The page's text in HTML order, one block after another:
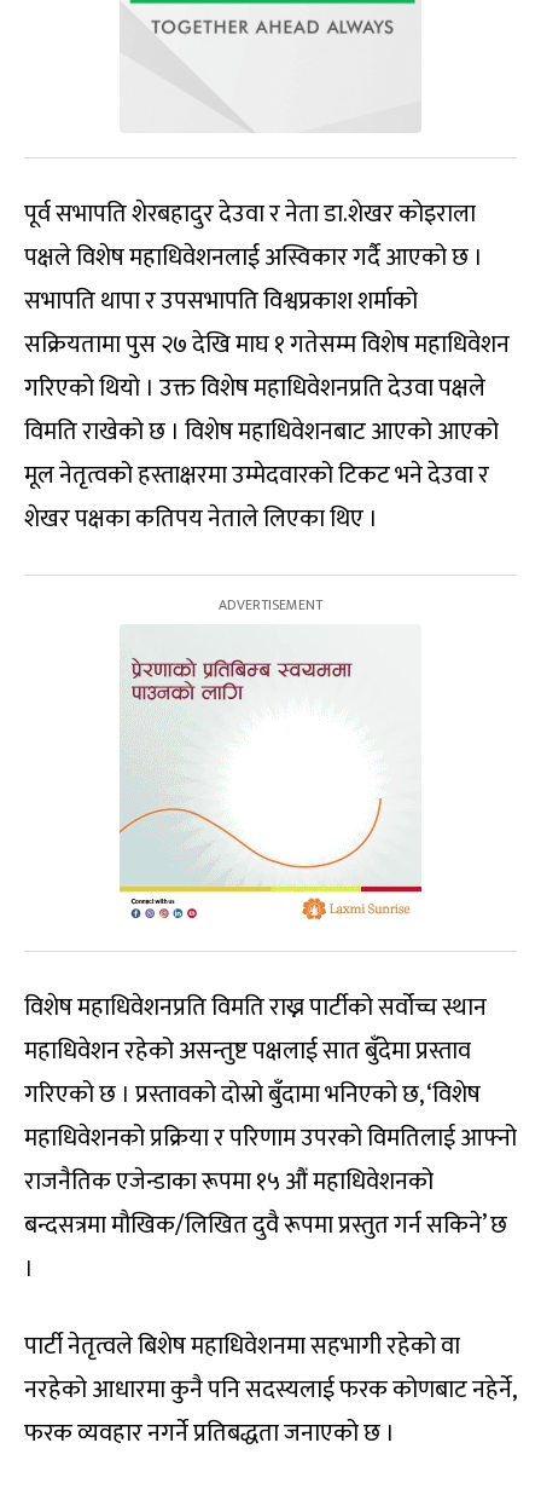
पूर्व सभापति शेरबहादुर देउवा र नेता डा.शेखर कोइराला
पक्षले विशेष महाधिवेशनलाई अस्विकार गर्दै आएको छ ।
सभापति थापा र उपसभापति विश्वप्रकाश शर्माको
सक्रियतामा पुस २७ देखि माघ १ गतेसम्म विशेष महाधिवेशन
गरिएको थियो । उक्त विशेष महाधिवेशनप्रति देउवा पक्षले
विमति राखेको छ । विशेष महाधिवेशनबाट आएको आएको
मूल नेतृत्वको हस्ताक्षरमा उम्मेदवारको टिकट भने देउवा र
शेखर पक्षका कतिपय नेताले लिएका थिए ।
विशेष महाधिवेशनप्रति विमति राख्न पार्टीको सर्वोच्च स्थान
महाधिवेशन रहेको असन्तुष्ट पक्षलाई सात बुँदेमा प्रस्ताव
गरिएको छ । प्रस्तावको दोस्रो बुँदामा भनिएको छ, ‘विशेष
महाधिवेशनको प्रक्रिया र परिणाम उपरको विमतिलाई आफ्नो
राजनैतिक एजेन्डाका रूपमा १५ औं महाधिवेशनको
बन्दसत्रमा मौखिक/लिखित दुवै रूपमा प्रस्तुत गर्न सकिने’ छ
।
पार्टी नेतृत्वले बिशेष महाधिवेशनमा सहभागी रहेको वा
नरहेको आधारमा कुनै पनि सदस्यलाई फरक कोणबाट नहेर्ने,
फरक व्यवहार नगर्ने प्रतिबद्धता जनाएको छ ।